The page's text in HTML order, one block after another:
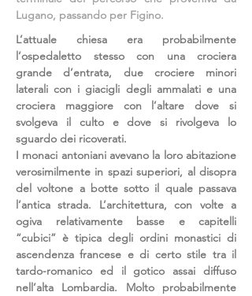
Lugano, passando per Figino.
L’attuale chiesa era probabilmente
l’ospedaletto stesso con una crociera
grande d’entrata, due crociere minori
laterali con i giacigli degli ammalati e una
crociera maggiore con l’altare dove si
svolgeva il culto e dove si rivolgeva lo
sguardo dei ricoverati.
I monaci antoniani avevano la loro abitazione
verosimilmente in spazi superiori, al disopra
del voltone a botte sotto il quale passava
l’antica strada. L’architettura, con volte a
ogiva relativamente basse e capitelli
“cubici” è tipica degli ordini monastici di
ascendenza francese e di certo stile tra il
tardo-romanico ed il gotico assai diffuso
nell’alta Lombardia. Molto probabilmente